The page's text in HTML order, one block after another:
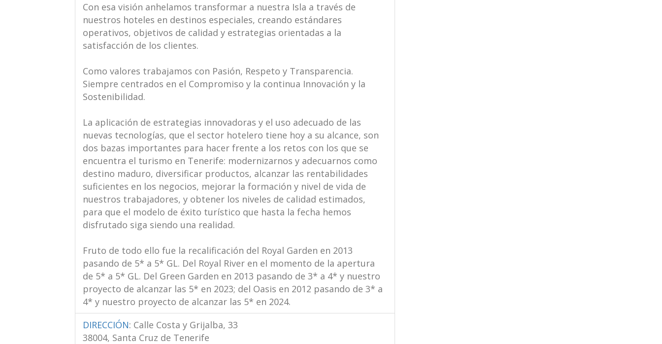
Con esa visión anhelamos transformar a nuestra Isla a través de
nuestros hoteles en destinos especiales, creando estándares
operativos, objetivos de calidad y estrategias orientadas a la
satisfacción de los clientes.
Como valores trabajamos con Pasión, Respeto y Transparencia.
Siempre centrados en el Compromiso y la continua Innovación y la
Sostenibilidad.
La aplicación de estrategias innovadoras y el uso adecuado de las
nuevas tecnologías, que el sector hotelero tiene hoy a su alcance, son
dos bazas importantes para hacer frente a los retos con los que se
encuentra el turismo en Tenerife: modernizarnos y adecuarnos como
destino maduro, diversificar productos, alcanzar las rentabilidades
suficientes en los negocios, mejorar la formación y nivel de vida de
nuestros trabajadores, y obtener los niveles de calidad estimados,
para que el modelo de éxito turístico que hasta la fecha hemos
disfrutado siga siendo una realidad.
Fruto de todo ello fue la recalificación del Royal Garden en 2013
pasando de 5* a 5* GL. Del Royal River en el momento de la apertura
de 5* a 5* GL. Del Green Garden en 2013 pasando de 3* a 4* y nuestro
proyecto de alcanzar las 5* en 2023; del Oasis en 2012 pasando de 3* a
4* y nuestro proyecto de alcanzar las 5* en 2024.
DIRECCIÓN: Calle Costa y Grijalba, 33
38004, Santa Cruz de Tenerife